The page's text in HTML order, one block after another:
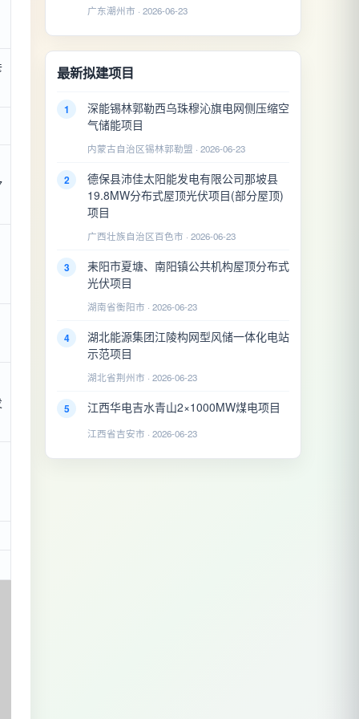
广东潮州市 · 2026-06-23
最新拟建项目
1
深能锡林郭勒西乌珠穆沁旗电网侧压缩空
气储能项目
内蒙古自治区锡林郭勒盟 · 2026-06-23
2
德保县沛佳太阳能发电有限公司那坡县
19.8MW分布式屋顶光伏项目(部分屋顶)
项目
广西壮族自治区百色市 · 2026-06-23
3
耒阳市夏塘、南阳镇公共机构屋顶分布式
光伏项目
湖南省衡阳市 · 2026-06-23
4
湖北能源集团江陵构网型风储一体化电站
示范项目
湖北省荆州市 · 2026-06-23
5 江西华电吉水青山2×1000MW煤电项目
江西省吉安市 · 2026-06-23